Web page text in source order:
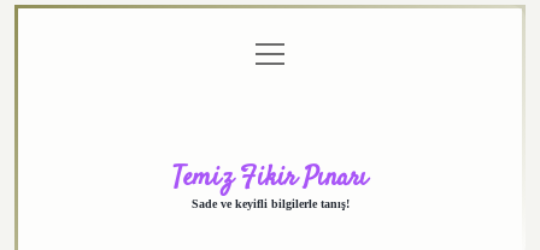
menüyü
aç
Temiz Fikir Pınarı
Sade ve keyifli bilgilerle tanış!